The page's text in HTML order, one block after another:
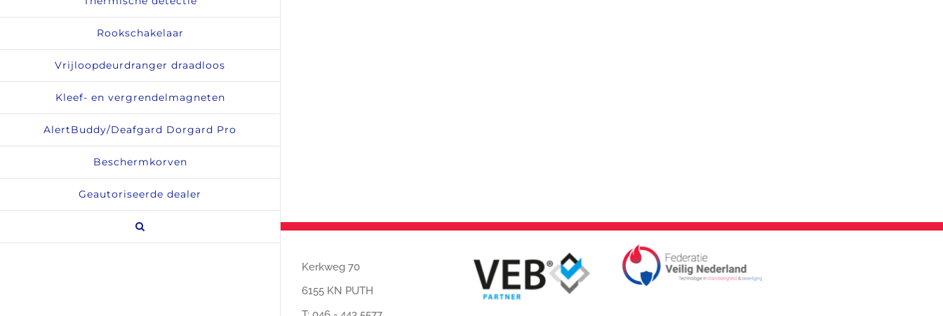
Rookschakelaar
Vrijloopdeurdranger draadloos
Kleef- en vergrendelmagneten
AlertBuddy/Deafgard Dorgard Pro
Beschermkorven
Geautoriseerde dealer
Kerkweg 70
6155 KN PUTH